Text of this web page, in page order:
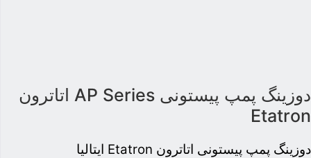
دوزینگ پمپ پیستونی AP Series اتاترون
Etatron
دوزینگ پمپ پیستونی اتاترون Etatron ایتالیا